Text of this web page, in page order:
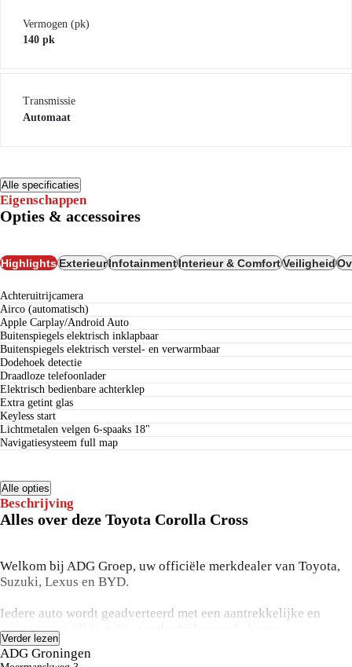
Vermogen (pk)
140 pk
Transmissie
Automaat
Alle specificaties
Eigenschappen
Opties & accessoires
HighlightsExterieurInfotainmentInterieur & ComfortVeiligheid
achteruitrijcamera
airco (automatisch)
Apple Carplay/Android Auto
buitenspiegels elektrisch inklapbaar
buitenspiegels elektrisch verstel- en verwarmbaar
dodehoek detectie
draadloze telefoonlader
elektrisch bedienbare achterklep
extra getint glas
keyless start
lichtmetalen velgen 6-spaaks 18"
navigatiesysteem full map
Alle opties
Beschrijving
Alles over deze Toyota Corolla Cross
Welkom bij ADG Groep, uw officiële merkdealer van Toyota,
Suzuki, Lexus en BYD.
Iedere auto wordt geadverteerd met een aantrekkelijke en
transparante all-in prijs, zonder bijkomende kosten.
Uw ADG occasion wordt afgeleverd inclusief minimaal 12
maanden garantie, een onderhoudsbeurt volgens
Verder lezen
ADG Groningen